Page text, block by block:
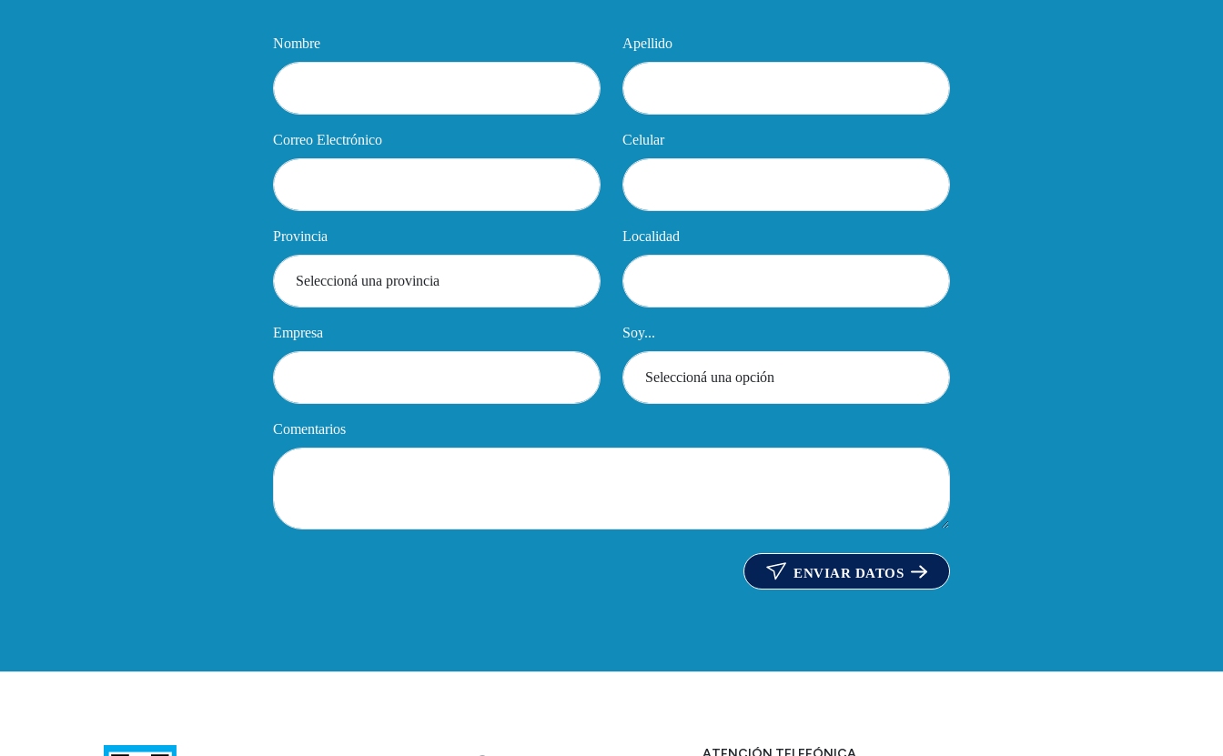
Nombre Apellido
Correo Electrónico Celular
Provincia Localidad
Empresa Soy...
Comentarios
ENVIAR DATOS